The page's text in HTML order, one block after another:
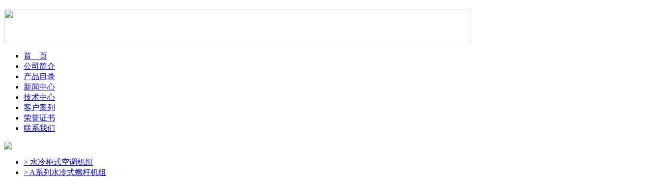
首 页
公司简介
产品目录
新闻中心
技术中心
客户案列
荣誉证书
联系我们
> 水冷柜式空调机组
> A系列水冷式螺杆机组